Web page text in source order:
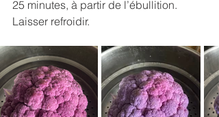
25 minutes, à partir de l’ébullition.
Laisser refroidir.